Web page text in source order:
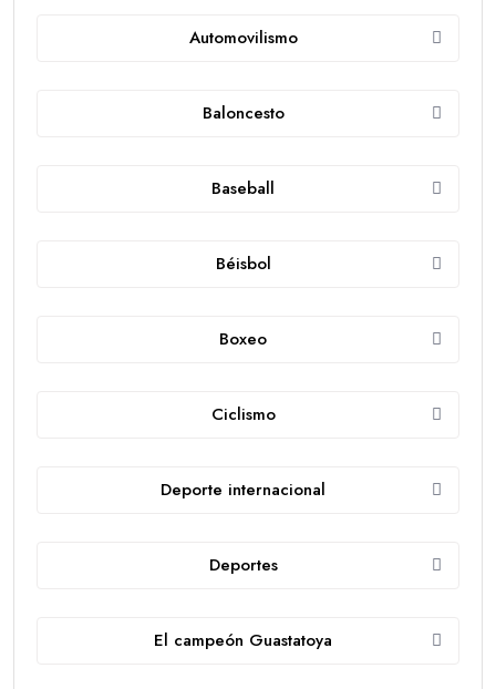
Automovilismo
Baloncesto
Baseball
Béisbol
Boxeo
Ciclismo
Deporte internacional
Deportes
El campeón Guastatoya